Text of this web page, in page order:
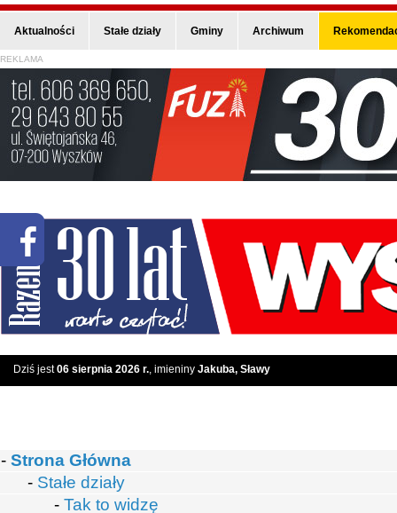
Aktualności Stałe działy Gminy Archiwum
REKLAMA
Dziś jest06 sierpnia 2026 r., imieniny Jakuba, Sławy
- Strona Główna
- Stałe działy
- Tak to widzę